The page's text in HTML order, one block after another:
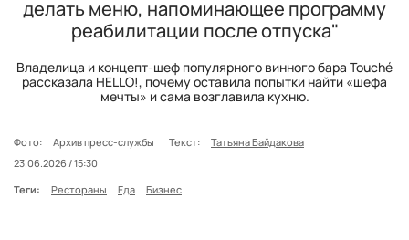
делать меню, напоминающее программу
реабилитации после отпуска"
Владелица и концепт-шеф популярного винного бара Touché
рассказала HELLO!, почему оставила попытки найти «шефа
мечты» и сама возглавила кухню.
Фото: Архив пресс-службы Текст:
Татьяна Байдакова
23.06.2026 / 15:30
Теги:
Рестораны Еда Бизнес